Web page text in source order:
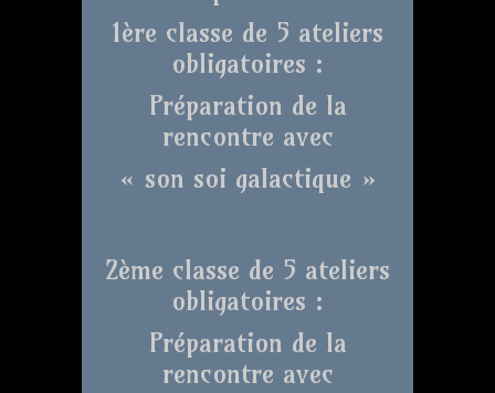
1ère classe de 5 ateliers
obligatoires :
Préparation de la
rencontre avec
« son soi galactique »
2ème classe de 5 ateliers
obligatoires :
Préparation de la
rencontre avec